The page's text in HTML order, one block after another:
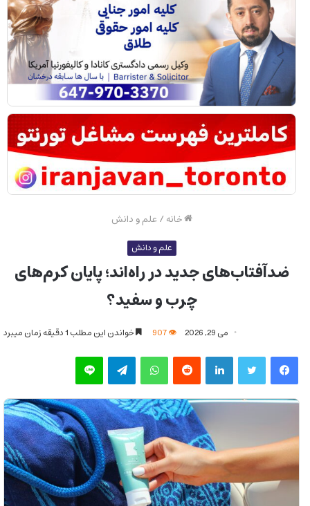
خانه/علم و دانش
علم و دانش
ضدآفتاب‌های جدید در راه‌اند؛ پایان کرم‌های
چرب و سفید؟
می 29, 2026 خواندن این مطلب 1 دقیقه زمان میبرد
فیس بوک توییتر لینکدین‫رددیت واتس آپ تلگرام لاین